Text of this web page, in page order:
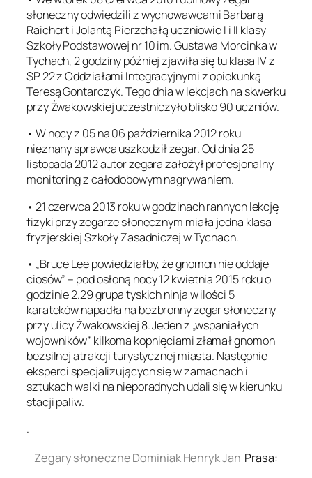
słoneczny odwiedzili z wychowawcami Barbarą
Raichert i Jolantą Pierzchałą uczniowie I i II klasy
Szkoły Podstawowej nr 10 im. Gustawa Morcinka w
Tychach, 2 godziny później zjawiła się tu klasa IV z
SP 22 z Oddziałami Integracyjnymi z opiekunką
Teresą Gontarczyk. Tego dnia w lekcjach na skwerku
przy Żwakowskiej uczestniczyło blisko 90 uczniów.
• W nocy z 05 na 06 października 2012 roku
nieznany sprawca uszkodził zegar. Od dnia 25
listopada 2012 autor zegara założył profesjonalny
monitoring z całodobowym nagrywaniem.
• 21 czerwca 2013 roku w godzinach rannych lekcję
fizyki przy zegarze słonecznym miała jedna klasa
fryzjerskiej Szkoły Zasadniczej w Tychach.
• „Bruce Lee powiedziałby, że gnomon nie oddaje
ciosów” – pod osłoną nocy 12 kwietnia 2015 roku o
godzinie 2.29 grupa tyskich ninja w ilości 5
karateków napadła na bezbronny zegar słoneczny
przy ulicy Żwakowskiej 8. Jeden z „wspaniałych
wojowników” kilkoma kopnięciami złamał gnomon
bezsilnej atrakcji turystycznej miasta. Następnie
eksperci specjalizujących się w zamachach i
sztukach walki na nieporadnych udali się w kierunku
stacji paliw.
.
Zegary słoneczne Dominiak Henryk Jan Prasa: